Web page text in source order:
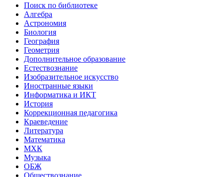
Поиск по библиотеке
Алгебра
Астрономия
Биология
География
Геометрия
Дополнительное образование
Естествознание
Изобразительное искусство
Иностранные языки
Информатика и ИКТ
История
Коррекционная педагогика
Краеведение
Литература
Математика
МХК
Музыка
ОБЖ
Обществознание